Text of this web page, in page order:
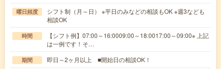
曜日頻度
シフト制（月～日） ※平日のみなどの相談もOK ※週3なども
相談OK
時間
【シフト例】07:00～16:0009:00～18:0017:00～09:00※ 上記
は一例です！そ…
期間 即日～2ヶ月以上 ■開始日の相談OK！